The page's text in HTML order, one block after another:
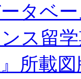
タベ
ス留
』所載